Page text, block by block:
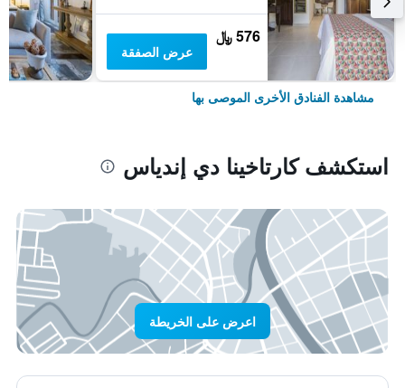
576 ﷼
عرض الصفقة
مشاهدة الفنادق الأخرى الموصى بها
استكشف كارتاخينا دي إندياس
اعرض على الخريطة